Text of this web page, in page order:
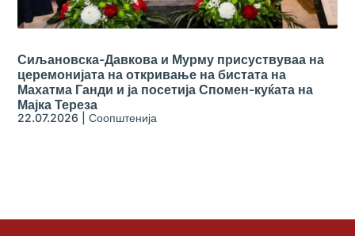
Сиљановска-Давкова и Мурму присуствуваа на
церемонијата на откривање на бистата на
Махатма Ганди и ја посетија Спомен-куќата на
Мајка Тереза
22.07.2026 |Соопштенија